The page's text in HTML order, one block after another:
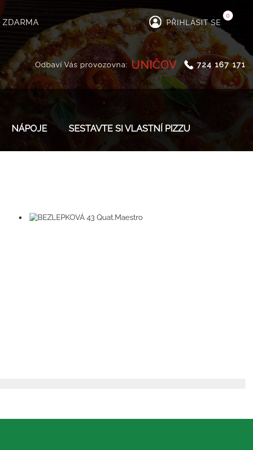
PŘIHLÁSIT SE
0
Odbaví Vás provozovna: UNIČOV 724 167 171
NÁPOJE SESTAVTE SI VLASTNÍ PIZZU